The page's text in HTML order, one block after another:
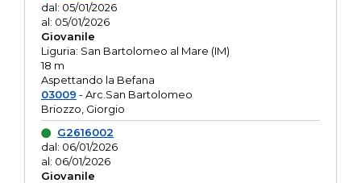
dal: 05/01/2026
al: 05/01/2026
Giovanile
Liguria: San Bartolomeo al Mare (IM)
18 m
Aspettando la Befana
03009 - Arc.San Bartolomeo
Briozzo, Giorgio
G2616002
dal: 06/01/2026
al: 06/01/2026
Giovanile